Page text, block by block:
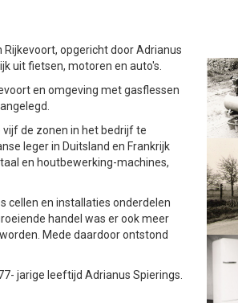
Rijkevoort, opgericht door Adrianus
uit fietsen, motoren en auto's.
en omgeving met gasflessen
vijf de zonen in het bedrijf te
leger in Duitsland en Frankrijk
en houtbewerking-machines,
cellen en installaties onderdelen
handel was er ook meer
Mede daardoor ontstond
jarige leeftijd Adrianus Spierings.